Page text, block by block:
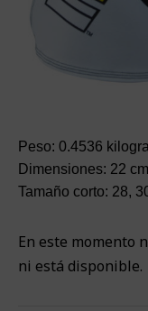
Peso: 0.4536
Dimensiones: 22
Tamaño corto: 28,
En este momento
ni está disponible.